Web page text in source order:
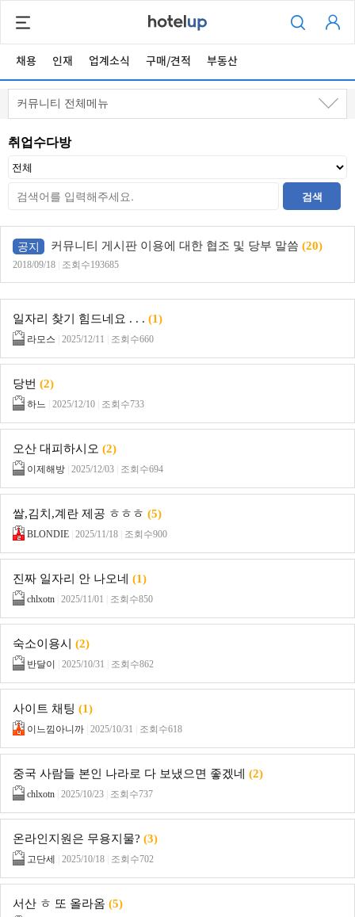
채용 인재 업계소식 구매/견적 부동산
커뮤니티 전체메뉴
취업수다방
검색
공지 커뮤니티 게시판 이용에 대한 협조 및 당부 말씀 (20)
2018/09/18 조회수193685
일자리 찾기 힘드네요 . . . (1)
라모스 2025/12/11 조회수660
당번 (2)
하느 2025/12/10 조회수733
오산 대피하시오 (2)
이제해방 2025/12/03 조회수694
쌀,김치,계란 제공 ㅎㅎㅎ (5)
BLONDIE 2025/11/18 조회수900
진짜 일자리 안 나오네 (1)
chlxotn 2025/11/01 조회수850
숙소이용시 (2)
반달이 2025/10/31 조회수862
사이트 채팅 (1)
이느낌아니까 2025/10/31 조회수618
중국 사람들 본인 나라로 다 보냈으면 좋겠네 (2)
chlxotn 2025/10/23 조회수737
온라인지원은 무용지물? (3)
고단세 2025/10/18 조회수702
서산 ㅎ 또 올라옴 (5)